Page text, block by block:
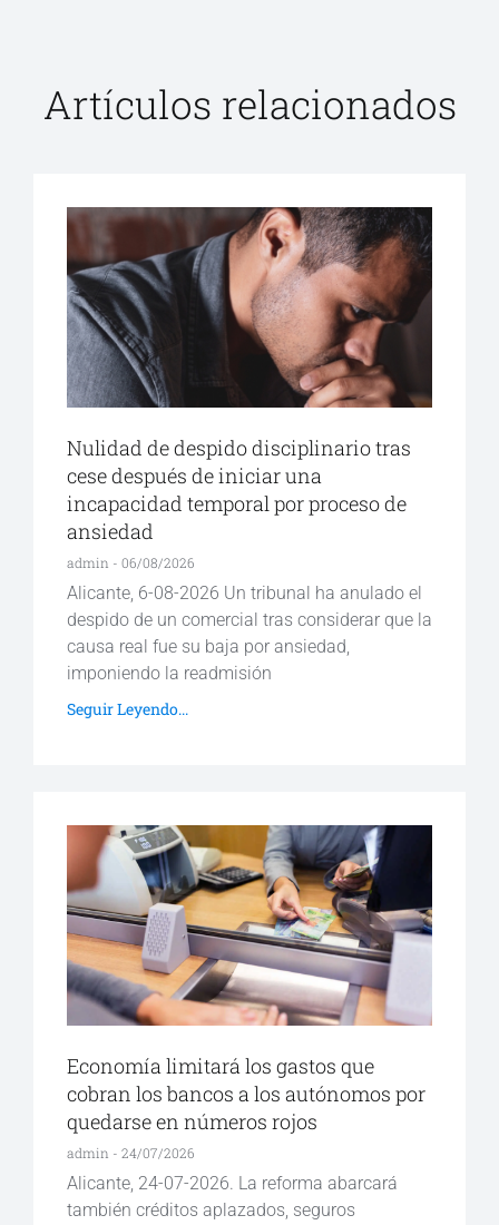
Artículos relacionados
Nulidad de despido disciplinario tras
cese después de iniciar una
incapacidad temporal por proceso de
ansiedad
admin 06/08/2026
Alicante, 6-08-2026 Un tribunal ha anulado el
despido de un comercial tras considerar que la
causa real fue su baja por ansiedad,
imponiendo la readmisión
Seguir Leyendo...
Economía limitará los gastos que
cobran los bancos a los autónomos por
quedarse en números rojos
admin 24/07/2026
Alicante, 24-07-2026. La reforma abarcará
también créditos aplazados, seguros